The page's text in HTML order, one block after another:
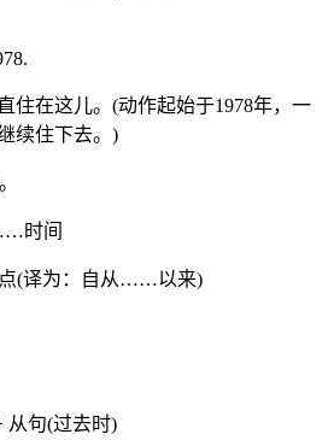
住在这儿。(动作起始于1978年，一
续住下去。)
时间
(译为：自从……以来)
从句(过去时)